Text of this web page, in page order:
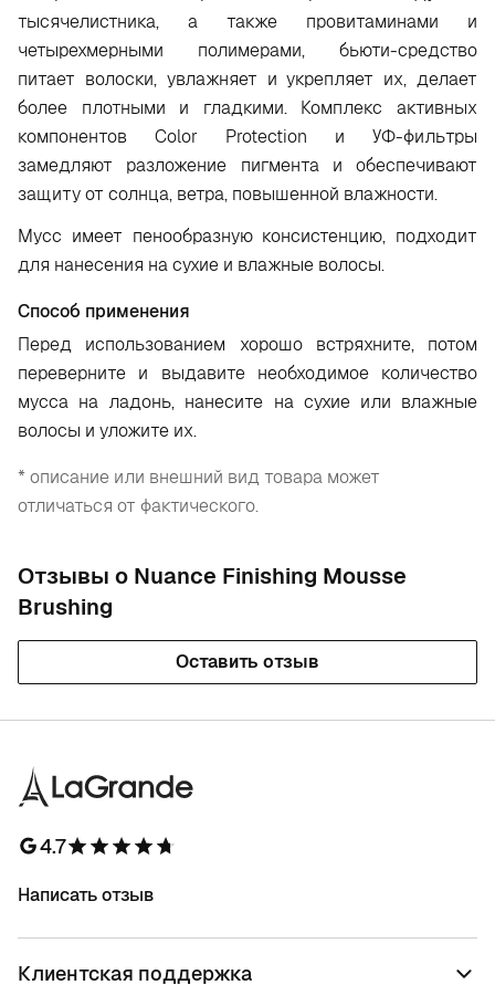
тысячелистника, а также провитаминами и
четырехмерными полимерами, бьюти-средство
питает волоски, увлажняет и укрепляет их, делает
более плотными и гладкими. Комплекс активных
компонентов Color Protection и УФ-фильтры
замедляют разложение пигмента и обеспечивают
защиту от солнца, ветра, повышенной влажности.
Мусс имеет пенообразную консистенцию, подходит
для нанесения на сухие и влажные волосы.
Способ применения
Перед использованием хорошо встряхните, потом
переверните и выдавите необходимое количество
мусса на ладонь, нанесите на сухие или влажные
волосы и уложите их.
* описание или внешний вид товара может
отличаться от фактического.
Отзывы о Nuance Finishing Mousse
Brushing
Оставить отзыв
4.7
Написать отзыв
Клиентская поддержка